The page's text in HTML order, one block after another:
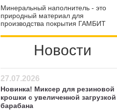
Минеральный наполнитель - это
природный материал для
производства покрытия ГАМБИТ
Минеральный наполнитель
используется при создании прочных,
эстетически привлекательных и
применения — велосипедные,
пешеходные и садовые дорожки.
Новости
27.07.2026
Новинка! Миксер для резиновой
крошки с увеличенной загрузкой
барабана